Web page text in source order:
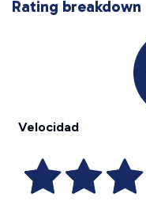
Rating breakdown
Velocidad